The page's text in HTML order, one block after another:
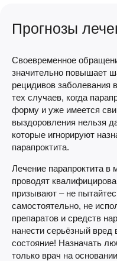
Прогнозы
Своевременное
значительно повышает
рецидивов заболевания
тех случаев, когда
форму и уже имеется
выздоровления нельзя
которые игнорируют
парапроктита.
Лечение парапроктита в
проводят
призывают – не
самостоятельно, не
препаратов и средств
нанести серьёзный
состояние! Назначать
только врач на